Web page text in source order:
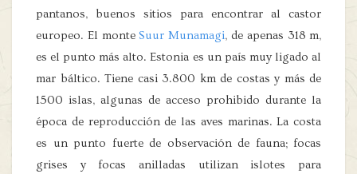
pantanos, buenos sitios para encontrar al castor
europeo. El monte Suur Munamagi, de apenas 318 m,
es el punto más alto. Estonia es un país muy ligado al
mar báltico. Tiene casi 3.800 km de costas y más de
1500 islas, algunas de acceso prohibido durante la
época de reproducción de las aves marinas. La costa
es un punto fuerte de observación de fauna; focas
grises y focas anilladas utilizan islotes para